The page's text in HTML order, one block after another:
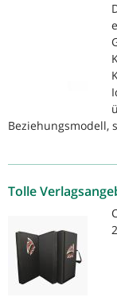
Beziehungsmodell,
Tolle